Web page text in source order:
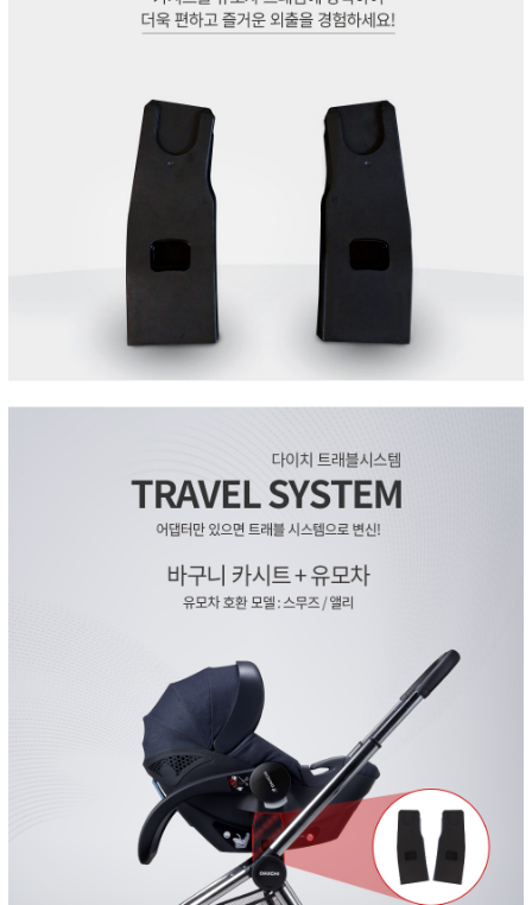
페이코 ID로 페
PAYCO 바로구매